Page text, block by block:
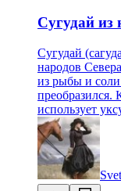
Сугудай из
Сугудай
народов
из рыбы и
преобразился.
использует